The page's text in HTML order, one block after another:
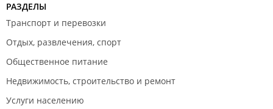
РАЗДЕЛЫ
Транспорт и перевозки
Отдых, развлечения, спорт
Общественное питание
Недвижимость, строительство и ремонт
Услуги населению